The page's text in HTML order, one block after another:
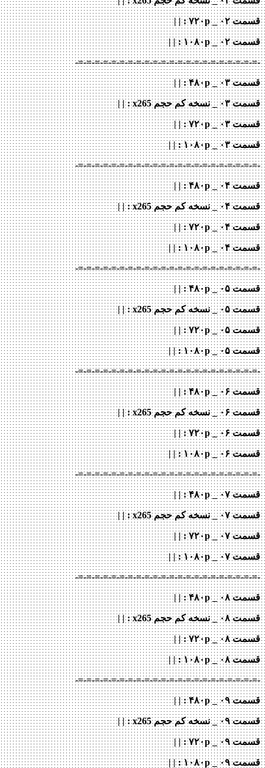
قسمت ۰۲ _ ۷۲۰p : | |
قسمت ۰۲ _ ۱۰۸۰p
: | |
-=-=-=-=-=-=-=-=-=-=-=-=-=-=-=-=-=-=-=-=-=-=-
قسمت ۰۳ _ ۴۸۰p : | |
قسمت ۰۳ _ نسخه کم حجم x265 : | |
قسمت ۰۳ _ ۷۲۰p : | |
قسمت ۰۳ _ ۱۰۸۰p
: | |
-=-=-=-=-=-=-=-=-=-=-=-=-=-=-=-=-=-=-=-=-=-=-
قسمت ۰۴ _ ۴۸۰p : | |
قسمت ۰۴ _ نسخه کم حجم x265 : | |
قسمت ۰۴ _ ۷۲۰p : | |
قسمت ۰۴ _ ۱۰۸۰p
: | |
-=-=-=-=-=-=-=-=-=-=-=-=-=-=-=-=-=-=-=-=-=-=-
قسمت ۰۵ _ ۴۸۰p : | |
قسمت ۰۵ _ نسخه کم حجم x265 : | |
قسمت ۰۵ _ ۷۲۰p : | |
قسمت ۰۵ _ ۱۰۸۰p
: | |
-=-=-=-=-=-=-=-=-=-=-=-=-=-=-=-=-=-=-=-=-=-=-
قسمت ۰۶ _ ۴۸۰p : | |
قسمت ۰۶ _ نسخه کم حجم x265 : | |
قسمت ۰۶ _ ۷۲۰p : | |
قسمت ۰۶ _ ۱۰۸۰p
: | |
-=-=-=-=-=-=-=-=-=-=-=-=-=-=-=-=-=-=-=-=-=-=-
قسمت ۰۷ _ ۴۸۰p : | |
قسمت ۰۷ _ نسخه کم حجم x265 : | |
قسمت ۰۷ _ ۷۲۰p : | |
قسمت ۰۷ _ ۱۰۸۰p
: | |
-=-=-=-=-=-=-=-=-=-=-=-=-=-=-=-=-=-=-=-=-=-=-
قسمت ۰۸ _ ۴۸۰p : | |
قسمت ۰۸ _ نسخه کم حجم x265 : | |
قسمت ۰۸ _ ۷۲۰p : | |
قسمت ۰۸ _ ۱۰۸۰p
: | |
-=-=-=-=-=-=-=-=-=-=-=-=-=-=-=-=-=-=-=-=-=-=-
قسمت ۰۹ _ ۴۸۰p : | |
قسمت ۰۹ _ نسخه کم حجم x265 : | |
قسمت ۰۹ _ ۷۲۰p : | |
قسمت ۰۹ _ ۱۰۸۰p
: | |